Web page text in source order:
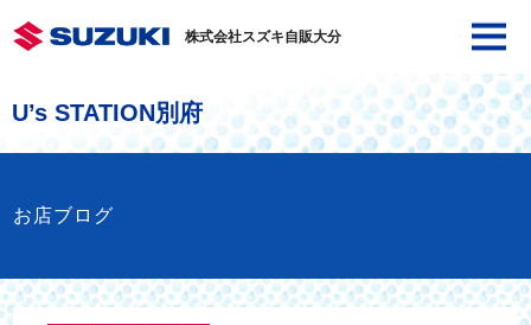
株式会社スズキ自販大分
U’s STATION別府
お店ブログ